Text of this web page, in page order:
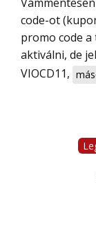
Vámmentesen érkezik ingyen szállítással és promo
code-ot
promo code
aktiválni, de
VIOCD11,